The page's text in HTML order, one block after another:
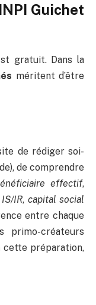
Guichet
gratuit. Dans la
méritent d’être
de rédiger soi-
de comprendre
effectif,
IR, capital social
entre chaque
primo-créateurs
cette préparation,